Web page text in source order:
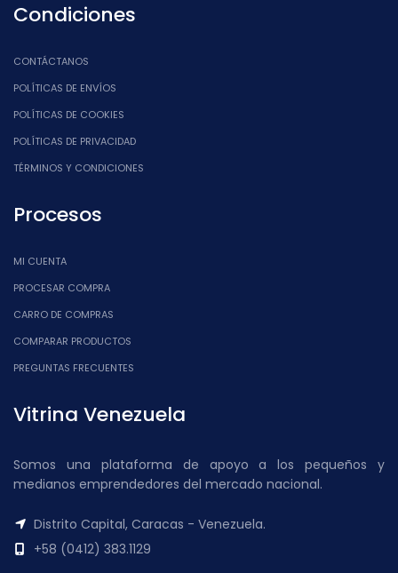
Condiciones
CONTÁCTANOS
POLÍTICAS DE ENVÍOS
POLÍTICAS DE COOKIES
POLÍTICAS DE PRIVACIDAD
TÉRMINOS Y CONDICIONES
Procesos
MI CUENTA
PROCESAR COMPRA
CARRO DE COMPRAS
COMPARAR PRODUCTOS
PREGUNTAS FRECUENTES
Vitrina Venezuela
Somos una plataforma de apoyo a los pequeños y
medianos emprendedores del mercado nacional.
Distrito Capital, Caracas - Venezuela.
+58 (0412) 383.1129